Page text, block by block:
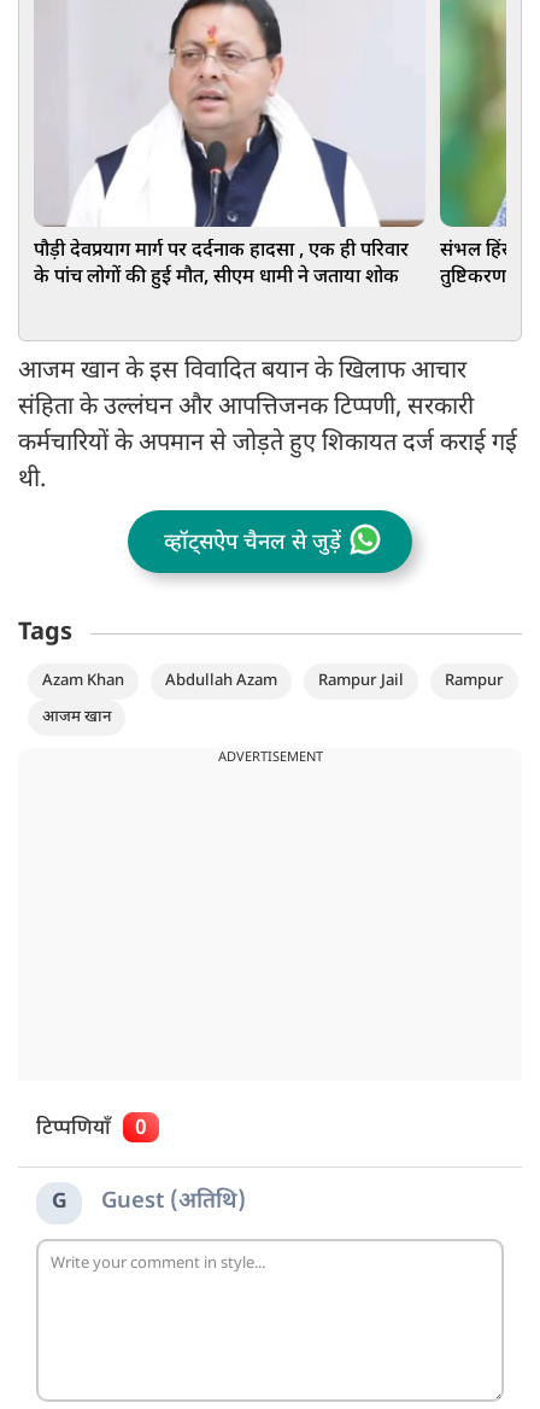
पौड़ी देवप्रयाग मार्ग पर दर्दनाक हादसा , एक ही परिवार
के पांच लोगों की हुई मौत, सीएम धामी ने जताया शोक
संभल हिंसा:
तुष्टिकरण की
आजम खान के इस विवादित बयान के खिलाफ आचार
संहिता के उल्लंघन और आपत्तिजनक टिप्पणी, सरकारी
कर्मचारियों के अपमान से जोड़ते हुए शिकायत दर्ज कराई गई
थी.
व्हॉट्सऐप चैनल से जुड़ें
Tags
Azam Khan Abdullah Azam Rampur Jail
Rampur
आजम खान
ADVERTISEMENT
टिप्पणियाँ 0
G Guest (अतिथि)